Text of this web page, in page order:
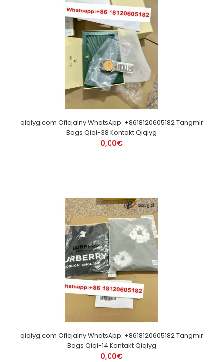
qiqiyg.com Oficjalny WhatsApp: +8618120605182 Tangmir
Bags Qiqi-38 Kontakt Qiqiyg
0,00€
qiqiyg.com Oficjalny WhatsApp: +8618120605182 Tangmir
Bags Qiqi-14 Kontakt Qiqiyg
0,00€